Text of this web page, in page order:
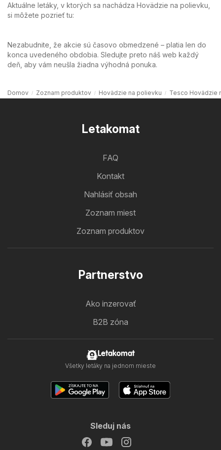
Aktuálne letáky, v ktorých sa nachádza Hovädzie na polievku,
si môžete pozrieť tu:
Nezabudnite, že akcie sú časovo obmedzené – platia len do
konca uvedeného obdobia. Sledujte preto náš web každý
deň, aby vám neušla žiadna výhodná ponuka.
Domov Zoznam produktov Hovädzie na polievku Tesco Hovädzie
Letakomat
FAQ
Kontakt
Nahlásiť obsah
Zoznam miest
Zoznam produktov
Partnerstvo
Ako inzerovať
B2B zóna
Letakomat
Všetky letáky na jednom mieste
Sleduj nás